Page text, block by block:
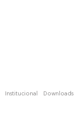
Confira
Institucional Downloads